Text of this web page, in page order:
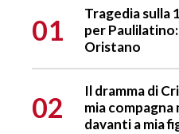
01
Tragedia sulla
per
Oristano
02
Il dramma di
mia compagna
davanti a mia